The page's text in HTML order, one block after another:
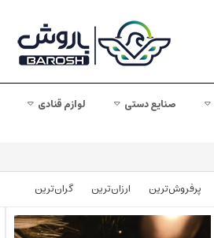
صنایع دستی لوازم قنادی
پرفروش‌ترین ارزان‌ترین گران‌ترین